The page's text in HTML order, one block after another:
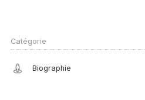
Catégorie
Biographie